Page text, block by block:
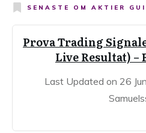
SENASTE OM AKTIER
Prova Trading
Live Resultat) –
Last Updated on 26